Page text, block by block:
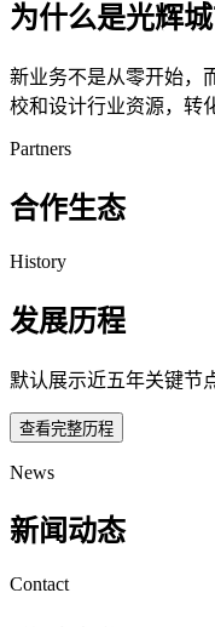
为什么是光辉
新业务不是从零开始，
校和设计行业资源，转
Partners
合作生态
History
发展历程
默认展示近五年关键节
查看完整历程
News
新闻动态
Contact